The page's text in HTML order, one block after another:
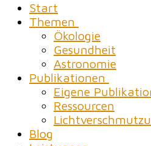
Start
Themen
Ökologie
Gesundheit
Astronomie
Publikationen
Eigene
Ressourcen
Blog